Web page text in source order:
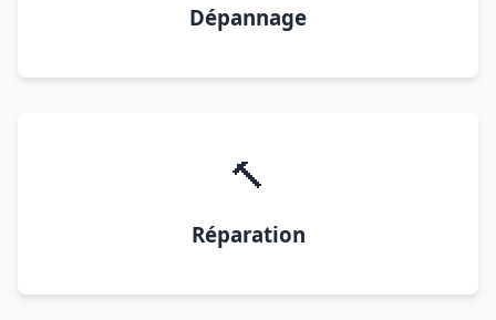
Dépannage
🔨
Réparation